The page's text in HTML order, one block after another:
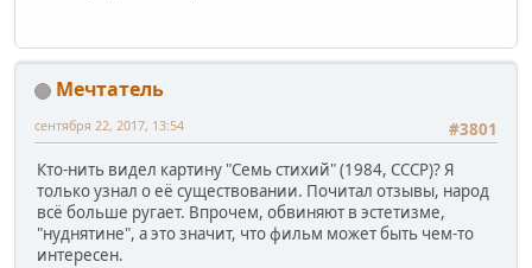
Мечтатель
#3801
сентября 22, 2017, 13:54
Кто-нить видел картину "Семь стихий" (1984, СССР)? Я
только узнал о её существовании. Почитал отзывы, народ
всё больше ругает. Впрочем, обвиняют в эстетизме,
"нуднятине", а это значит, что фильм может быть чем-то
интересен.